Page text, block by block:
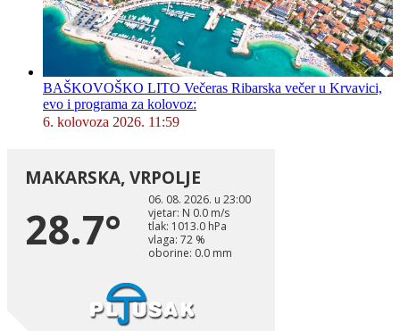
BAŠKOVOŠKO LITO Večeras Ribarska večer u Krvavici,
evo i programa za kolovoz:
6. kolovoza 2026. 11:59